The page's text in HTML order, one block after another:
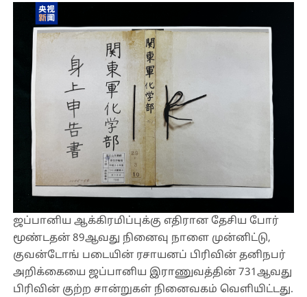
ஜப்பானிய ஆக்கிரமிப்புக்கு எதிரான தேசிய போர்
மூண்டதன் 89ஆவது நினைவு நாளை முன்னிட்டு,
குவன்டோங் படையின் ரசாயனப் பிரிவின் தனிநபர்
அறிக்கையை ஜப்பானிய இராணுவத்தின் 731ஆவது
பிரிவின் குற்ற சான்றுகள் நினைவகம் வெளியிட்டது.